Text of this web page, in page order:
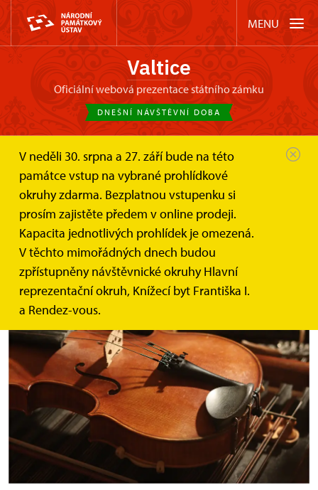
MENU
Valtice
oficiální webová prezentace státního zámku
DNEŠNÍ NÁVŠTĚVNÍ DOBA
V neděli 30. srpna a 27. září bude na této
památce vstup na vybrané prohlídkové
okruhy zdarma. Bezplatnou vstupenku si
prosím zajistěte předem v online prodeji.
Kapacita jednotlivých prohlídek je omezená.
V těchto mimořádných dnech budou
zpřístupněny návštěvnické okruhy Hlavní
reprezentační okruh, Knížecí byt Františka I.
a Rendez-vous.
Zámek Valtice Akce Benefiční koncert lidové hudby v...
Benefiční koncert lidové hudby
v divadle zámku Valtice